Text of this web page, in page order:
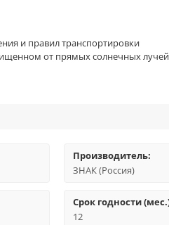
и правил транспортировки
от прямых солнечных лучей
Производитель:
ЗНАК (Россия)
Срок годности
12